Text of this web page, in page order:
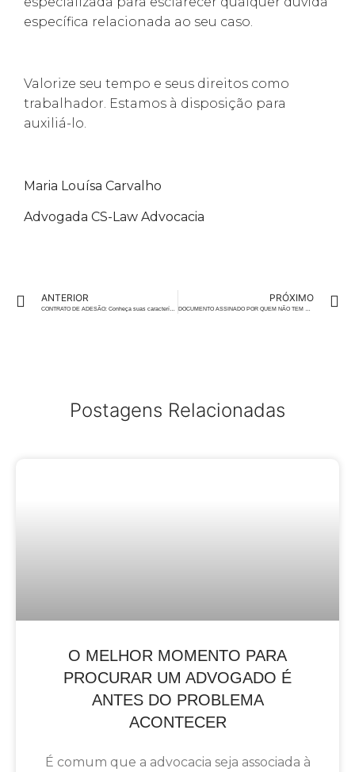
específica relacionada ao seu caso.
Valorize seu tempo e seus direitos como
trabalhador. Estamos à disposição para
auxiliá-lo.
Maria Louísa Carvalho
Advogada CS-Law Advocacia
ANTERIOR PRÓXIMO
Postagens Relacionadas
O MELHOR MOMENTO PARA
PROCURAR UM ADVOGADO É
ANTES DO PROBLEMA
ACONTECER
É comum que a advocacia seja associada à